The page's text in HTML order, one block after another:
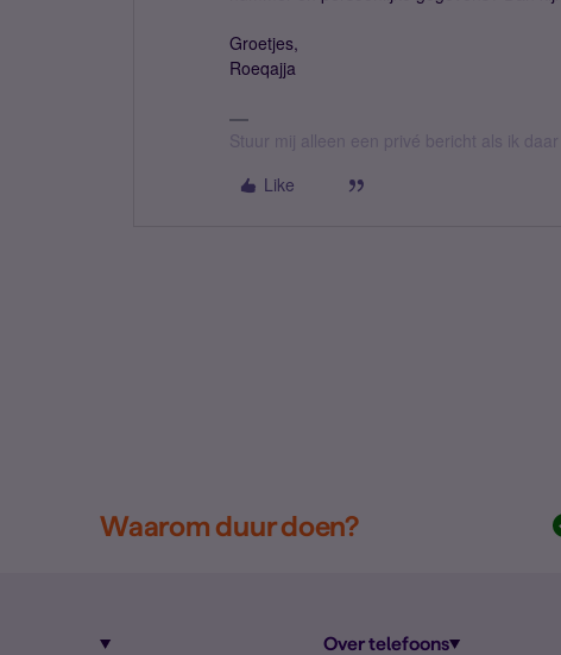
Groetjes,
Roeqajja
Stuur mij alleen een privé bericht als ik
Like
Waarom duur doen?
Over telefoons